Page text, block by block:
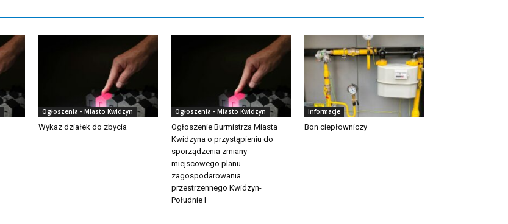
Ogłoszenia - Miasto Kwidzyn
Wykaz działek do zbycia
Ogłoszenia - Miasto Kwidzyn
Ogłoszenie Burmistrza Miasta
Kwidzyna o przystąpieniu do
sporządzenia zmiany
miejscowego planu
zagospodarowania
przestrzennego Kwidzyn-
Południe I
Informacje
Bon ciepłowniczy